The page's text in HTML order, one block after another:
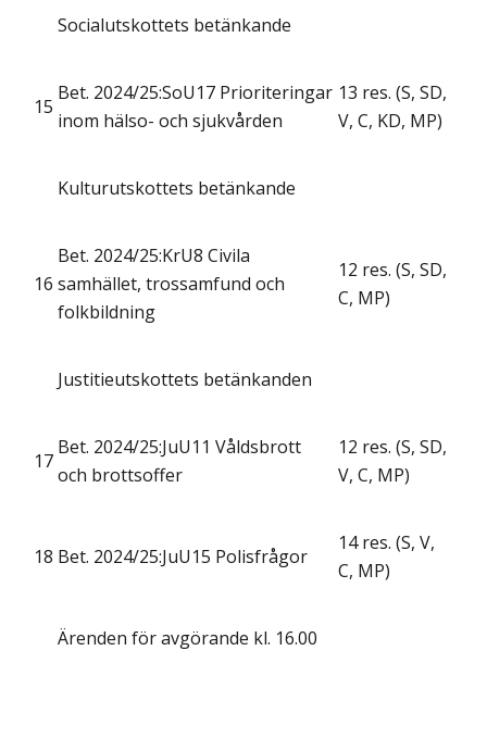
Socialutskottets betänkande
15
Bet. 2024/25:SoU17 Prioriteringar
inom hälso- och sjukvården
13 res. (S, SD,
V, C, KD, MP)
Kulturutskottets betänkande
16
Bet. 2024/25:KrU8 Civila
samhället, trossamfund och
folkbildning
12 res. (S, SD,
C, MP)
Justitieutskottets betänkanden
17
Bet. 2024/25:JuU11 Våldsbrott
och brottsoffer
12 res. (S, SD,
V, C, MP)
18 Bet. 2024/25:JuU15 Polisfrågor
14 res. (S, V,
C, MP)
Ärenden för avgörande kl. 16.00